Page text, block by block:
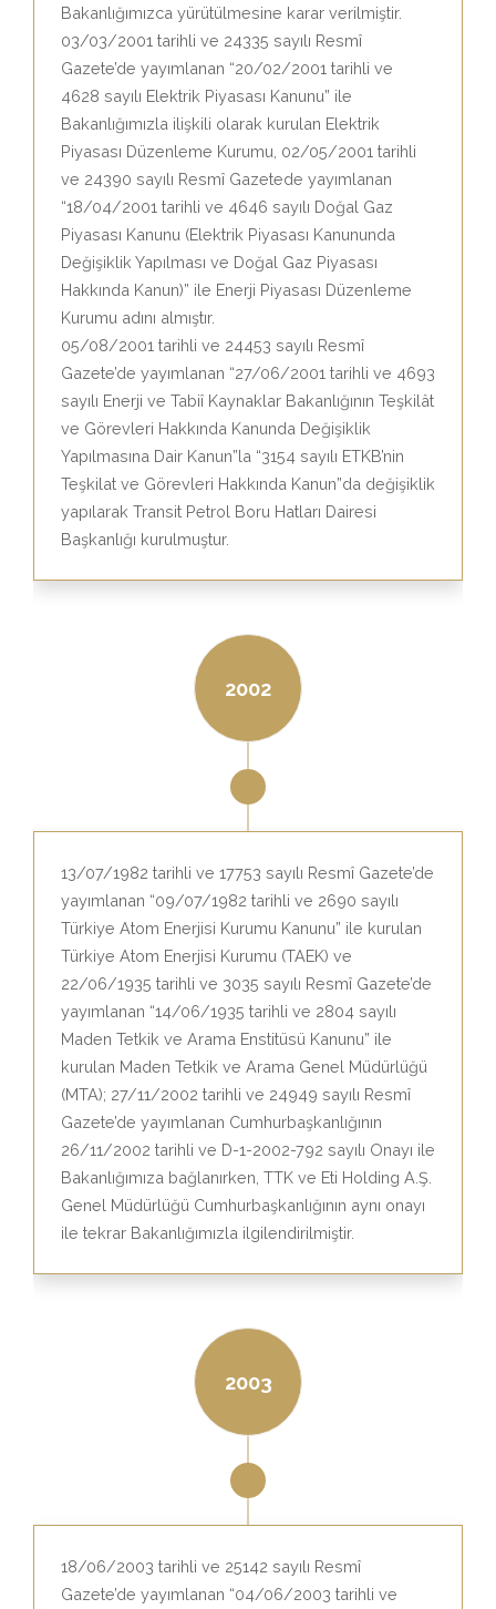
Bakanlığımızca yürütülmesine karar verilmiştir.
03/03/2001 tarihli ve 24335 sayılı Resmî
Gazete’de yayımlanan “20/02/2001 tarihli ve
4628 sayılı Elektrik Piyasası Kanunu” ile
Bakanlığımızla ilişkili olarak kurulan Elektrik
Piyasası Düzenleme Kurumu, 02/05/2001 tarihli
ve 24390 sayılı Resmî Gazetede yayımlanan
“18/04/2001 tarihli ve 4646 sayılı Doğal Gaz
Piyasası Kanunu (Elektrik Piyasası Kanununda
Değişiklik Yapılması ve Doğal Gaz Piyasası
Hakkında Kanun)” ile Enerji Piyasası Düzenleme
Kurumu adını almıştır.
05/08/2001 tarihli ve 24453 sayılı Resmî
Gazete’de yayımlanan “27/06/2001 tarihli ve 4693
sayılı Enerji ve Tabiî Kaynaklar Bakanlığının Teşkilât
ve Görevleri Hakkında Kanunda Değişiklik
Yapılmasına Dair Kanun”la “3154 sayılı ETKB’nin
Teşkilat ve Görevleri Hakkında Kanun”da değişiklik
yapılarak Transit Petrol Boru Hatları Dairesi
Başkanlığı kurulmuştur.
2002
13/07/1982 tarihli ve 17753 sayılı Resmî Gazete’de
yayımlanan “09/07/1982 tarihli ve 2690 sayılı
Türkiye Atom Enerjisi Kurumu Kanunu” ile kurulan
Türkiye Atom Enerjisi Kurumu (TAEK) ve
22/06/1935 tarihli ve 3035 sayılı Resmî Gazete’de
yayımlanan “14/06/1935 tarihli ve 2804 sayılı
Maden Tetkik ve Arama Enstitüsü Kanunu” ile
kurulan Maden Tetkik ve Arama Genel Müdürlüğü
(MTA); 27/11/2002 tarihli ve 24949 sayılı Resmî
Gazete’de yayımlanan Cumhurbaşkanlığının
26/11/2002 tarihli ve D-1-2002-792 sayılı Onayı ile
Bakanlığımıza bağlanırken, TTK ve Eti Holding A.Ş.
Genel Müdürlüğü Cumhurbaşkanlığının aynı onayı
ile tekrar Bakanlığımızla ilgilendirilmiştir.
2003
18/06/2003 tarihli ve 25142 sayılı Resmî
Gazete’de yayımlanan “04/06/2003 tarihli ve